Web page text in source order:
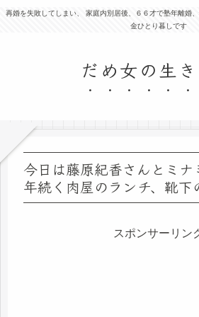
再婚を失敗してしまい、 家庭内別居後、６６才で塾年離婚
金ひとり暮しです
だめ女の生
今日は藤原紀香さんとミ
年続く肉屋のランチ、靴下
スポンサーリン